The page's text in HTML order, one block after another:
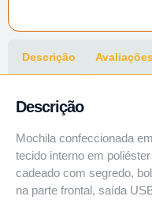
Descrição
Descrição
Mochila confeccionada
tecido interno em
cadeado com segredo,
na parte frontal, saída